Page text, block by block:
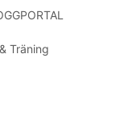
Träning